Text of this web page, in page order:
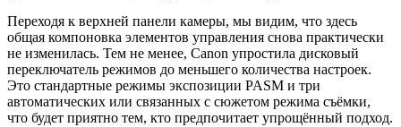
Переходя к верхней панели камеры, мы видим, что здесь
общая компоновка элементов управления снова практически
не изменилась. Тем не менее, Canon упростила дисковый
переключатель режимов до меньшего количества настроек.
Это стандартные режимы экспозиции PASM и три
автоматических или связанных с сюжетом режима съёмки,
что будет приятно тем, кто предпочитает упрощённый подход.